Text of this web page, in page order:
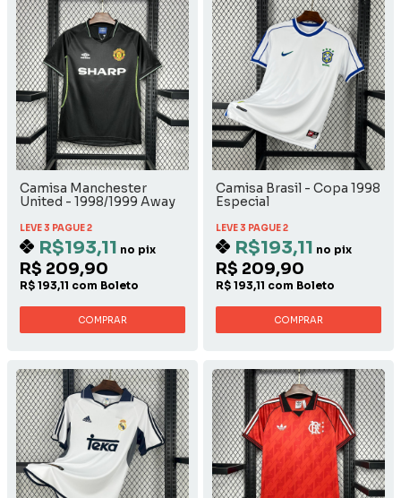
Camisa Manchester
United - 1998/1999 Away
LEVE 3 PAGUE 2
R$193,11 no pix
R$ 209,90
R$ 193,11 com Boleto
COMPRAR
Camisa Brasil - Copa 1998
Especial
LEVE 3 PAGUE 2
R$193,11 no pix
R$ 209,90
R$ 193,11 com Boleto
COMPRAR